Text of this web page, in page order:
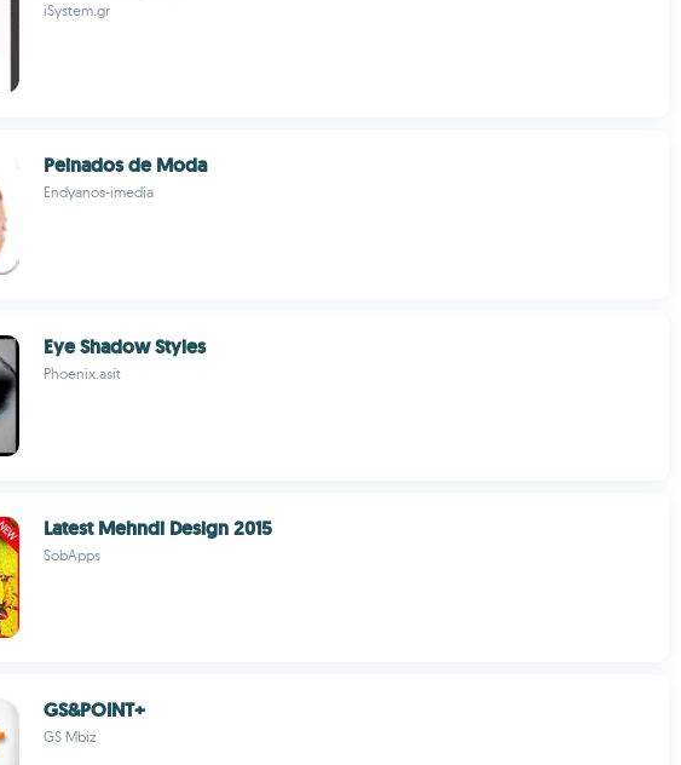
iSystem.gr
Peinados de Moda
Endyanos-imedia
Eye Shadow Styles
Phoenix.asit
Latest Mehndi Design 2015
SobApps
GS&POINT+
GS Mbiz